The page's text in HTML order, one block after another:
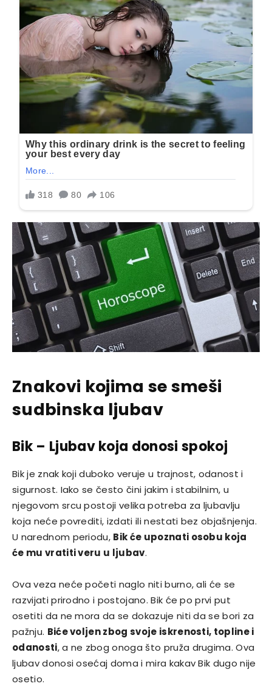
Znakovi kojima se smeši
sudbinska ljubav
Bik – Ljubav koja donosi spokoj
Bik je znak koji duboko veruje u trajnost, odanost i
sigurnost. Iako se često čini jakim i stabilnim, u
njegovom srcu postoji velika potreba za ljubavlju
koja neće povrediti, izdati ili nestati bez objašnjenja.
U narednom periodu, Bik će upoznati osobu koja
će mu vratiti veru u ljubav.
Ova veza neće početi naglo niti burno, ali će se
razvijati prirodno i postojano. Bik će po prvi put
osetiti da ne mora da se dokazuje niti da se bori za
pažnju. Biće voljen zbog svoje iskrenosti, topline i
odanosti, a ne zbog onoga što pruža drugima. Ova
ljubav donosi osećaj doma i mira kakav Bik dugo nije
osetio.